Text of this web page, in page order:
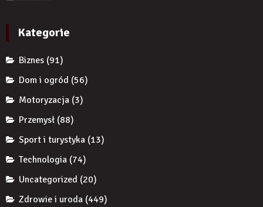
Kategorie
Biznes (91)
Dom i ogród (56)
Motoryzacja (3)
Przemysł (88)
Sport i turystyka (13)
Technologia (74)
Uncategorized (20)
Zdrowie i uroda (449)